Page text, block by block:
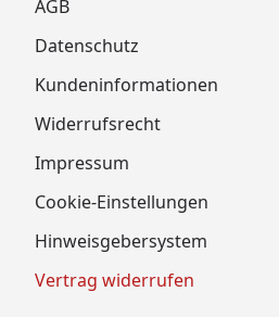
AGB
Datenschutz
Kundeninformationen
Widerrufsrecht
Impressum
Cookie-Einstellungen
Hinweisgebersystem
Vertrag widerrufen